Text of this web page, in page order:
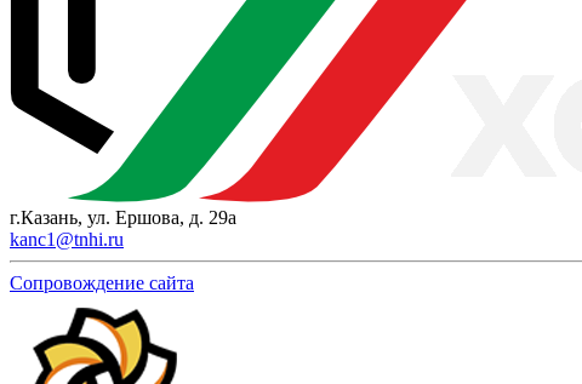
г.Казань, ул. Ершова, д. 29а
kanc1@tnhi.ru
Сопровождение сайта